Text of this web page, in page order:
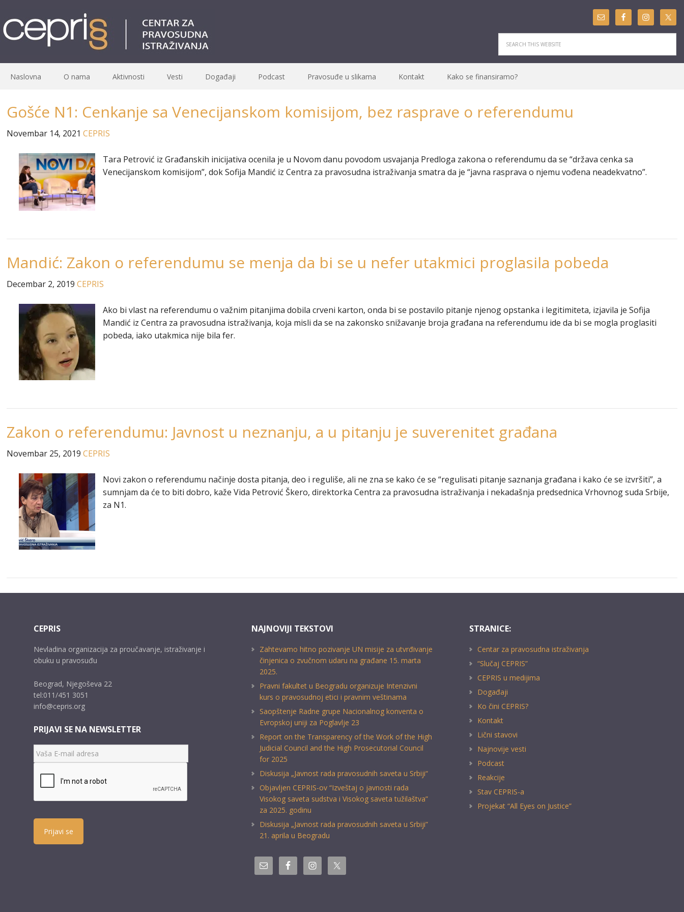
Naslovna O nama Aktivnosti Vesti Događaji Podcast Pravosuđe u slikama Kontakt Kako se finansiramo?
Gošće N1: Cenkanje sa Venecijanskom komisijom, bez rasprave o referendumu
Novembar 14, 2021 CEPRIS
Tara Petrović iz Građanskih inicijativa ocenila je u Novom danu povodom usvajanja Predloga zakona o referendumu da se “država cenka sa
Venecijanskom komisijom”, dok Sofija Mandić iz Centra za pravosudna istraživanja smatra da je “javna rasprava o njemu vođena neadekvatno”.
Mandić: Zakon o referendumu se menja da bi se u nefer utakmici proglasila pobeda
Decembar 2, 2019 CEPRIS
Ako bi vlast na referendumu o važnim pitanjima dobila crveni karton, onda bi se postavilo pitanje njenog opstanka i legitimiteta, izjavila je Sofija
Mandić iz Centra za pravosudna istraživanja, koja misli da se na zakonsko snižavanje broja građana na referendumu ide da bi se mogla proglasiti
pobeda, iako utakmica nije bila fer.
Zakon o referendumu: Javnost u neznanju, a u pitanju je suverenitet građana
Novembar 25, 2019 CEPRIS
Novi zakon o referendumu načinje dosta pitanja, deo i reguliše, ali ne zna se kako će se “regulisati pitanje saznanja građana i kako će se izvršiti”, a
sumnjam da će to biti dobro, kaže Vida Petrović Škero, direktorka Centra za pravosudna istraživanja i nekadašnja predsednica Vrhovnog suda Srbije,
za N1.
CEPRIS
Nevladina organizacija za proučavanje, istraživanje i
obuku u pravosuđu
Beograd, Njegoševa 22
tel:011/451 3051
info@cepris.org
PRIJAVI SE NA NEWSLETTER
Prijavi se
NAJNOVIJI TEKSTOVI
Zahtevamo hitno pozivanje UN misije za utvrđivanje
činjenica o zvučnom udaru na građane 15. marta
2025.
Pravni fakultet u Beogradu organizuje Intenzivni
kurs o pravosudnoj etici i pravnim veštinama
Saopštenje Radne grupe Nacionalnog konventa o
Evropskoj uniji za Poglavlje 23
Report on the Transparency of the Work of the High
Judicial Council and the High Prosecutorial Council
for 2025
Diskusija „Javnost rada pravosudnih saveta u Srbiji“
Objavljen CEPRIS-ov “Izveštaj o javnosti rada
Visokog saveta sudstva i Visokog saveta tužilaštva”
za 2025. godinu
Diskusija „Javnost rada pravosudnih saveta u Srbiji”
21. aprila u Beogradu
STRANICE:
Centar za pravosudna istraživanja
“Slučaj CEPRIS”
CEPRIS u medijima
Događaji
Ko čini CEPRIS?
Kontakt
Lični stavovi
Najnovije vesti
Podcast
Reakcije
Stav CEPRIS-a
Projekat “All Eyes on Justice”